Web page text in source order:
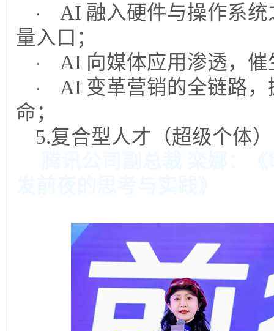
· AI 融入硬件与操作系
量入口；
· AI 向媒体应用渗透，
· AI 变革营销的全链路
命；
5.复合型人才（超级个体